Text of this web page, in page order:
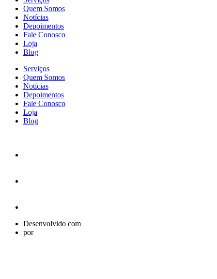
Quem Somos
Notícias
Depoimentos
Fale Conosco
Loja
Blog
Serviços
Quem Somos
Notícias
Depoimentos
Fale Conosco
Loja
Blog
Desenvolvido com
por